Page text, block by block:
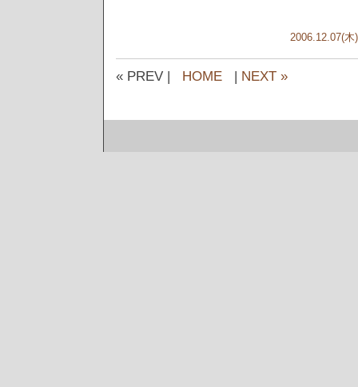
2006.12.07(木)
« PREV | HOME | NEXT »